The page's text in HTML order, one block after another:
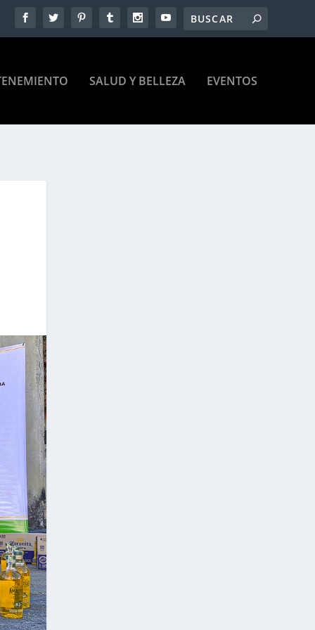
SALUD Y BELLEZA EVENTOS